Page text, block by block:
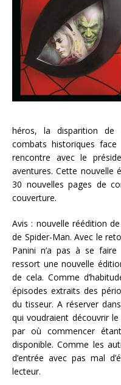
héros, la disparition de
combats historiques
rencontre avec le
aventures. Cette nouvelle
30 nouvelles pages de
couverture.
Avis : nouvelle réédition
de Spider-Man. Avec le
Panini n’a pas à se
ressort une nouvelle
de cela. Comme
épisodes extraits des
du tisseur. A réserver
qui voudraient découvrir
par où commencer
disponible. Comme les
d’entrée avec pas mal
lecteur.